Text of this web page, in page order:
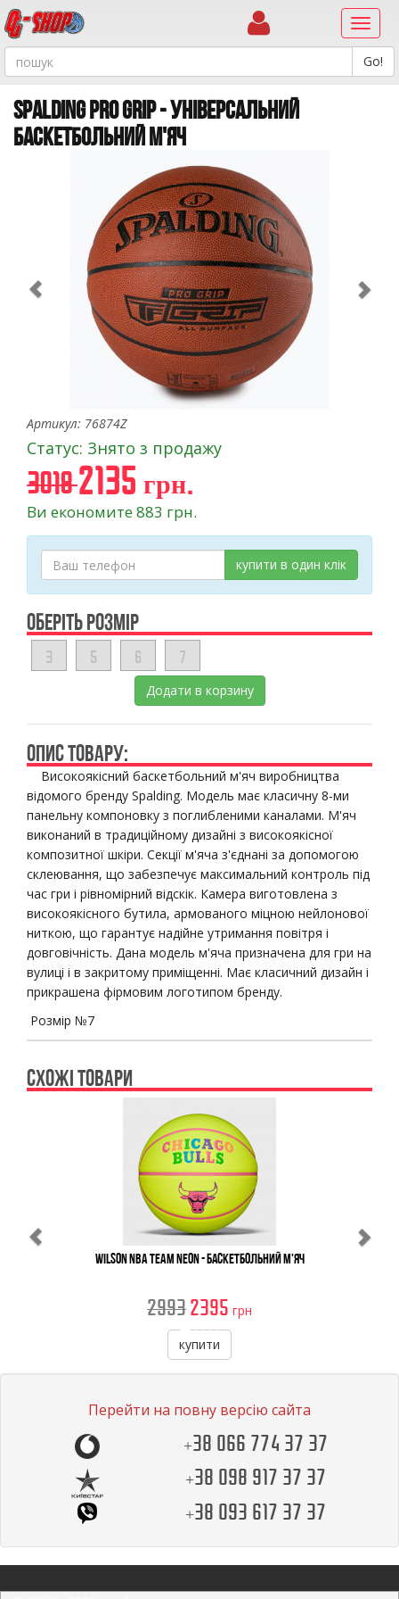
SPALDING PRO GRIP - УНІВЕРСАЛЬНИЙ
БАСКЕТБОЛЬНИЙ М'ЯЧ
Артикул: 76874Z
Статус: Знято з продажу
30182135 грн.
Ви економите 883 грн.
купити в один клік
ОБЕРІТЬ РОЗМІР
3 5 6 7
Додати в корзину
ОПИС ТОВАРУ:
Високоякісний баскетбольний м'яч виробництва
відомого бренду Spalding. Модель має класичну 8-ми
панельну компоновку з поглибленими каналами. М'яч
виконаний в традиційному дизайні з високоякісної
композитної шкіри. Секції м'яча з'єднані за допомогою
склеювання, що забезпечує максимальний контроль під
час гри і рівномірний відскік. Камера виготовлена ​​з
високоякісного бутила, армованого міцною нейлонової
ниткою, що гарантує надійне утримання повітря і
довговічність. Дана модель м'яча призначена для гри на
вулиці і в закритому приміщенні. Має класичний дизайн і
прикрашена фірмовим логотипом бренду.
Розмір №7
СХОЖІ ТОВАРИ
Wilson NBA Team Neon - Баскетбольний М'яч
29932395 грн
купити
Перейти на повну версію сайта
+38 066 774 37 37
+38 098 917 37 37
+38 093 617 37 37